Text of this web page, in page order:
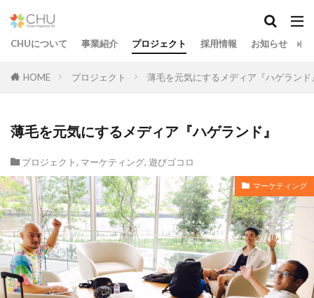
CHUについて 事業紹介 プロジェクト 採用情報 お知らせ
HOME プロジェクト 薄毛を元気にするメディア『ハゲランド
薄毛を元気にするメディア『ハゲランド』
プロジェクト, マーケティング, 遊びゴコロ
マーケティング